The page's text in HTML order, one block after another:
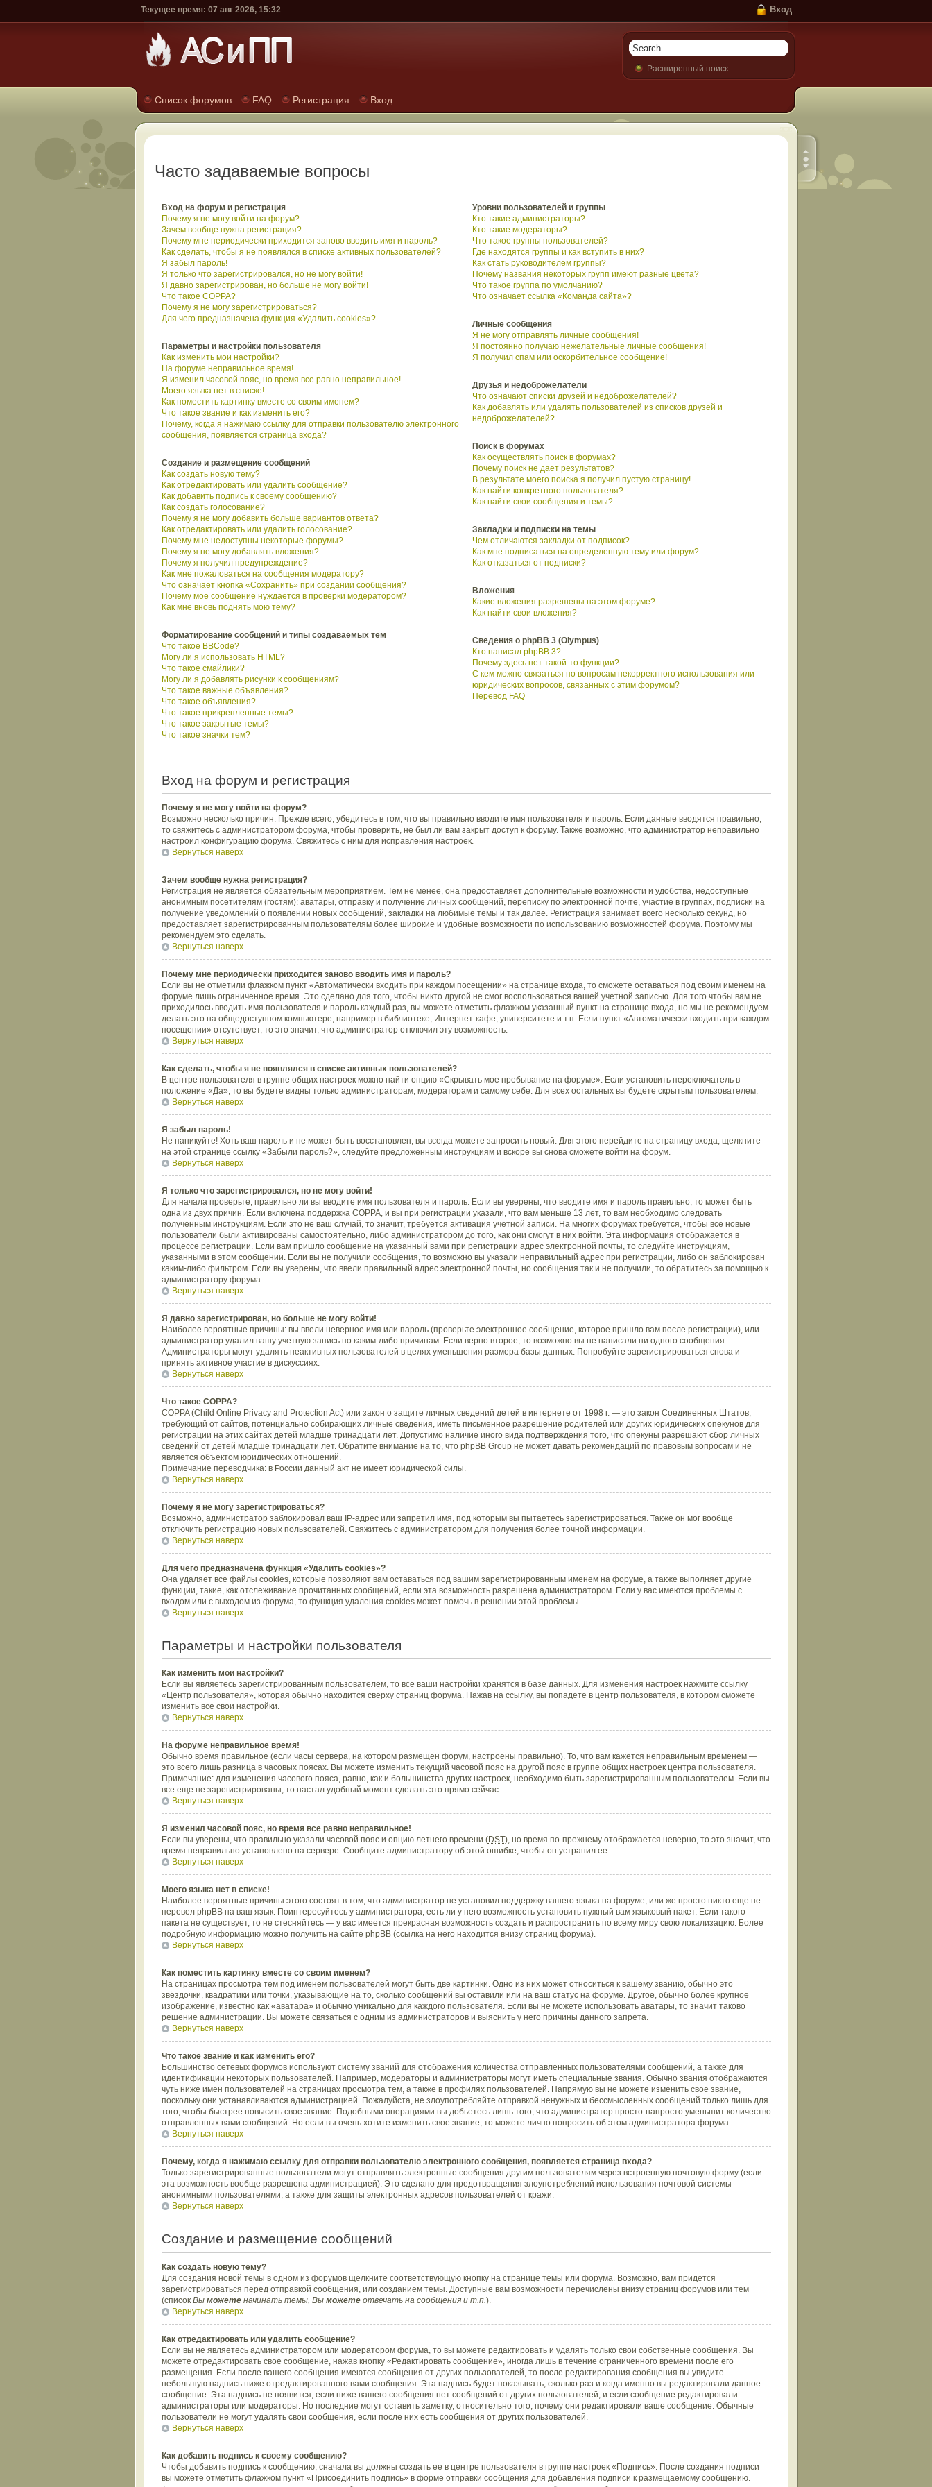
Текущее время: 07 авг 2026, 15:32 Вход
Расширенный поиск
Список форумов FAQ Регистрация Вход
Часто задаваемые вопросы
Вход на форум и регистрация
Почему я не могу войти на форум?
Зачем вообще нужна регистрация?
Почему мне периодически приходится заново вводить имя и пароль?
Как сделать, чтобы я не появлялся в списке активных пользователей?
Я забыл пароль!
Я только что зарегистрировался, но не могу войти!
Я давно зарегистрирован, но больше не могу войти!
Что такое COPPA?
Почему я не могу зарегистрироваться?
Для чего предназначена функция «Удалить cookies»?
Параметры и настройки пользователя
Как изменить мои настройки?
На форуме неправильное время!
Я изменил часовой пояс, но время все равно неправильное!
Моего языка нет в списке!
Как поместить картинку вместе со своим именем?
Что такое звание и как изменить его?
Почему, когда я нажимаю ссылку для отправки пользователю электронного
сообщения, появляется страница входа?
Создание и размещение сообщений
Как создать новую тему?
Как отредактировать или удалить сообщение?
Как добавить подпись к своему сообщению?
Как создать голосование?
Почему я не могу добавить больше вариантов ответа?
Как отредактировать или удалить голосование?
Почему мне недоступны некоторые форумы?
Почему я не могу добавлять вложения?
Почему я получил предупреждение?
Как мне пожаловаться на сообщения модератору?
Что означает кнопка «Сохранить» при создании сообщения?
Почему мое сообщение нуждается в проверки модератором?
Как мне вновь поднять мою тему?
Форматирование сообщений и типы создаваемых тем
Что такое BBCode?
Могу ли я использовать HTML?
Что такое смайлики?
Могу ли я добавлять рисунки к сообщениям?
Что такое важные объявления?
Что такое объявления?
Что такое прикрепленные темы?
Что такое закрытые темы?
Что такое значки тем?
Уровни пользователей и группы
Кто такие администраторы?
Кто такие модераторы?
Что такое группы пользователей?
Где находятся группы и как вступить в них?
Как стать руководителем группы?
Почему названия некоторых групп имеют разные цвета?
Что такое группа по умолчанию?
Что означает ссылка «Команда сайта»?
Личные сообщения
Я не могу отправлять личные сообщения!
Я постоянно получаю нежелательные личные сообщения!
Я получил спам или оскорбительное сообщение!
Друзья и недоброжелатели
Что означают списки друзей и недоброжелателей?
Как добавлять или удалять пользователей из списков друзей и
недоброжелателей?
Поиск в форумах
Как осуществлять поиск в форумах?
Почему поиск не дает результатов?
В результате моего поиска я получил пустую страницу!
Как найти конкретного пользователя?
Как найти свои сообщения и темы?
Закладки и подписки на темы
Чем отличаются закладки от подписок?
Как мне подписаться на определенную тему или форум?
Как отказаться от подписки?
Вложения
Какие вложения разрешены на этом форуме?
Как найти свои вложения?
Сведения о phpBB 3 (Olympus)
Кто написал phpBB 3?
Почему здесь нет такой-то функции?
С кем можно связаться по вопросам некорректного использования или
юридических вопросов, связанных с этим форумом?
Перевод FAQ
Вход на форум и регистрация
Почему я не могу войти на форум?
Возможно несколько причин. Прежде всего, убедитесь в том, что вы правильно вводите имя пользователя и пароль. Если данные вводятся правильно,
то свяжитесь с администратором форума, чтобы проверить, не был ли вам закрыт доступ к форуму. Также возможно, что администратор неправильно
настроил конфигурацию форума. Свяжитесь с ним для исправления настроек.
Вернуться наверх
Зачем вообще нужна регистрация?
Регистрация не является обязательным мероприятием. Тем не менее, она предоставляет дополнительные возможности и удобства, недоступные
анонимным посетителям (гостям): аватары, отправку и получение личных сообщений, переписку по электронной почте, участие в группах, подписки на
получение уведомлений о появлении новых сообщений, закладки на любимые темы и так далее. Регистрация занимает всего несколько секунд, но
предоставляет зарегистрированным пользователям более широкие и удобные возможности по использованию возможностей форума. Поэтому мы
рекомендуем это сделать.
Вернуться наверх
Почему мне периодически приходится заново вводить имя и пароль?
Если вы не отметили флажком пункт «Автоматически входить при каждом посещении» на странице входа, то сможете оставаться под своим именем на
форуме лишь ограниченное время. Это сделано для того, чтобы никто другой не смог воспользоваться вашей учетной записью. Для того чтобы вам не
приходилось вводить имя пользователя и пароль каждый раз, вы можете отметить флажком указанный пункт на странице входа, но мы не рекомендуем
делать это на общедоступном компьютере, например в библиотеке, Интернет-кафе, университете и т.п. Если пункт «Автоматически входить при каждом
посещении» отсутствует, то это значит, что администратор отключил эту возможность.
Вернуться наверх
Как сделать, чтобы я не появлялся в списке активных пользователей?
В центре пользователя в группе общих настроек можно найти опцию «Скрывать мое пребывание на форуме». Если установить переключатель в
положение «Да», то вы будете видны только администраторам, модераторам и самому себе. Для всех остальных вы будете скрытым пользователем.
Вернуться наверх
Я забыл пароль!
Не паникуйте! Хоть ваш пароль и не может быть восстановлен, вы всегда можете запросить новый. Для этого перейдите на страницу входа, щелкните
на этой странице ссылку «Забыли пароль?», следуйте предложенным инструкциям и вскоре вы снова сможете войти на форум.
Вернуться наверх
Я только что зарегистрировался, но не могу войти!
Для начала проверьте, правильно ли вы вводите имя пользователя и пароль. Если вы уверены, что вводите имя и пароль правильно, то может быть
одна из двух причин. Если включена поддержка COPPA, и вы при регистрации указали, что вам меньше 13 лет, то вам необходимо следовать
полученным инструкциям. Если это не ваш случай, то значит, требуется активация учетной записи. На многих форумах требуется, чтобы все новые
пользователи были активированы самостоятельно, либо администратором до того, как они смогут в них войти. Эта информация отображается в
процессе регистрации. Если вам пришло сообщение на указанный вами при регистрации адрес электронной почты, то следуйте инструкциям,
указанными в этом сообщении. Если вы не получили сообщения, то возможно вы указали неправильный адрес при регистрации, либо он заблокирован
каким-либо фильтром. Если вы уверены, что ввели правильный адрес электронной почты, но сообщения так и не получили, то обратитесь за помощью к
администратору форума.
Вернуться наверх
Я давно зарегистрирован, но больше не могу войти!
Наиболее вероятные причины: вы ввели неверное имя или пароль (проверьте электронное сообщение, которое пришло вам после регистрации), или
администратор удалил вашу учетную запись по каким-либо причинам. Если верно второе, то возможно вы не написали ни одного сообщения.
Администраторы могут удалять неактивных пользователей в целях уменьшения размера базы данных. Попробуйте зарегистрироваться снова и
принять активное участие в дискуссиях.
Вернуться наверх
Что такое COPPA?
COPPA (Child Online Privacy and Protection Act) или закон о защите личных сведений детей в интернете от 1998 г. — это закон Соединенных Штатов,
требующий от сайтов, потенциально собирающих личные сведения, иметь письменное разрешение родителей или других юридических опекунов для
регистрации на этих сайтах детей младше тринадцати лет. Допустимо наличие иного вида подтверждения того, что опекуны разрешают сбор личных
сведений от детей младше тринадцати лет. Обратите внимание на то, что phpBB Group не может давать рекомендаций по правовым вопросам и не
является объектом юридических отношений.
Примечание переводчика: в России данный акт не имеет юридической силы.
Вернуться наверх
Почему я не могу зарегистрироваться?
Возможно, администратор заблокировал ваш IP-адрес или запретил имя, под которым вы пытаетесь зарегистрироваться. Также он мог вообще
отключить регистрацию новых пользователей. Свяжитесь с администратором для получения более точной информации.
Вернуться наверх
Для чего предназначена функция «Удалить cookies»?
Она удаляет все файлы cookies, которые позволяют вам оставаться под вашим зарегистрированным именем на форуме, а также выполняет другие
функции, такие, как отслеживание прочитанных сообщений, если эта возможность разрешена администратором. Если у вас имеются проблемы с
входом или с выходом из форума, то функция удаления cookies может помочь в решении этой проблемы.
Вернуться наверх
Параметры и настройки пользователя
Как изменить мои настройки?
Если вы являетесь зарегистрированным пользователем, то все ваши настройки хранятся в базе данных. Для изменения настроек нажмите ссылку
«Центр пользователя», которая обычно находится сверху страниц форума. Нажав на ссылку, вы попадете в центр пользователя, в котором сможете
изменить все свои настройки.
Вернуться наверх
На форуме неправильное время!
Обычно время правильное (если часы сервера, на котором размещен форум, настроены правильно). То, что вам кажется неправильным временем —
это всего лишь разница в часовых поясах. Вы можете изменить текущий часовой пояс на другой пояс в группе общих настроек центра пользователя.
Примечание: для изменения часового пояса, равно, как и большинства других настроек, необходимо быть зарегистрированным пользователем. Если вы
все еще не зарегистрированы, то настал удобный момент сделать это прямо сейчас.
Вернуться наверх
Я изменил часовой пояс, но время все равно неправильное!
Если вы уверены, что правильно указали часовой пояс и опцию летнего времени (DST), но время по-прежнему отображается неверно, то это значит, что
время неправильно установлено на сервере. Сообщите администратору об этой ошибке, чтобы он устранил ее.
Вернуться наверх
Моего языка нет в списке!
Наиболее вероятные причины этого состоят в том, что администратор не установил поддержку вашего языка на форуме, или же просто никто еще не
перевел phpBB на ваш язык. Поинтересуйтесь у администратора, есть ли у него возможность установить нужный вам языковый пакет. Если такого
пакета не существует, то не стесняйтесь — у вас имеется прекрасная возможность создать и распространить по всему миру свою локализацию. Более
подробную информацию можно получить на сайте phpBB (ссылка на него находится внизу страниц форума).
Вернуться наверх
Как поместить картинку вместе со своим именем?
На страницах просмотра тем под именем пользователей могут быть две картинки. Одно из них может относиться к вашему званию, обычно это
звёздочки, квадратики или точки, указывающие на то, сколько сообщений вы оставили или на ваш статус на форуме. Другое, обычно более крупное
изображение, известно как «аватара» и обычно уникально для каждого пользователя. Если вы не можете использовать аватары, то значит таково
решение администрации. Вы можете связаться с одним из администраторов и выяснить у него причины данного запрета.
Вернуться наверх
Что такое звание и как изменить его?
Большинство сетевых форумов используют систему званий для отображения количества отправленных пользователями сообщений, а также для
идентификации некоторых пользователей. Например, модераторы и администраторы могут иметь специальные звания. Обычно звания отображаются
чуть ниже имен пользователей на страницах просмотра тем, а также в профилях пользователей. Напрямую вы не можете изменить свое звание,
поскольку они устанавливаются администрацией. Пожалуйста, не злоупотребляйте отправкой ненужных и бессмысленных сообщений только лишь для
того, чтобы быстрее повысить свое звание. Подобными операциями вы добьетесь лишь того, что администратор просто-напросто уменьшит количество
отправленных вами сообщений. Но если вы очень хотите изменить свое звание, то можете лично попросить об этом администратора форума.
Вернуться наверх
Почему, когда я нажимаю ссылку для отправки пользователю электронного сообщения, появляется страница входа?
Только зарегистрированные пользователи могут отправлять электронные сообщения другим пользователям через встроенную почтовую форму (если
эта возможность вообще разрешена администрацией). Это сделано для предотвращения злоупотреблений использования почтовой системы
анонимными пользователями, а также для защиты электронных адресов пользователей от кражи.
Вернуться наверх
Создание и размещение сообщений
Как создать новую тему?
Для создания новой темы в одном из форумов щелкните соответствующую кнопку на странице темы или форума. Возможно, вам придется
зарегистрироваться перед отправкой сообщения, или созданием темы. Доступные вам возможности перечислены внизу страниц форумов или тем
(список Вы можетеначинать темы, Вы можетеотвечать на сообщения и т.п. ).
Вернуться наверх
Как отредактировать или удалить сообщение?
Если вы не являетесь администратором или модератором форума, то вы можете редактировать и удалять только свои собственные сообщения. Вы
можете отредактировать свое сообщение, нажав кнопку «Редактировать сообщение», иногда лишь в течение ограниченного времени после его
размещения. Если после вашего сообщения имеются сообщения от других пользователей, то после редактирования сообщения вы увидите
небольшую надпись ниже отредактированного вами сообщения. Эта надпись будет показывать, сколько раз и когда именно вы редактировали данное
сообщение. Эта надпись не появится, если ниже вашего сообщения нет сообщений от других пользователей, и если сообщение редактировали
администраторы или модераторы. Но последние могут оставить заметку, относительно того, почему они редактировали ваше сообщение. Обычные
пользователи не могут удалять свои сообщения, если после них есть сообщения от других пользователей.
Вернуться наверх
Как добавить подпись к своему сообщению?
Чтобы добавить подпись к сообщению, сначала вы должны создать ее в центре пользователя в группе настроек «Подпись». После создания подписи
вы можете отметить флажком пункт «Присоединить подпись» в форме отправки сообщения для добавления подписи к размещаемому сообщению.